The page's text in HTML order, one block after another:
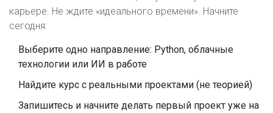
карьере. Не ждите «идеального времени». Начните
сегодня:
Выберите одно направление: Python, облачные
технологии или ИИ в работе
Найдите курс с реальными проектами (не теорией)
Запишитесь и начните делать первый проект уже на